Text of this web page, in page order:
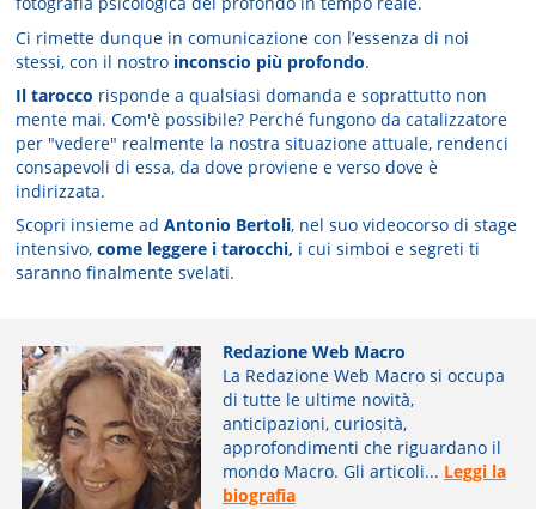
Ci rimette dunque in comunicazione con l’essenza di noi
stessi, con il nostro inconscio più profondo.
Il tarocco risponde a qualsiasi domanda e soprattutto non
mente mai. Com'è possibile? Perché fungono da catalizzatore
per "vedere" realmente la nostra situazione attuale, rendenci
consapevoli di essa, da dove proviene e verso dove è
indirizzata.
Scopri insieme adAntonio Bertoli, nel suo videocorso di stage
intensivo,come leggere i tarocchi, i cui simboi e segreti ti
saranno finalmente svelati.
Redazione Web Macro
La Redazione Web Macro si occupa
di tutte le ultime novità,
anticipazioni, curiosità,
approfondimenti che riguardano il
mondo Macro. Gli articoli... Leggi la
biografia